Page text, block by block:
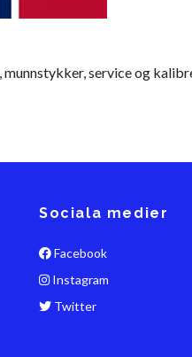
service og
Sociala medier
Facebook
Instagram
Twitter